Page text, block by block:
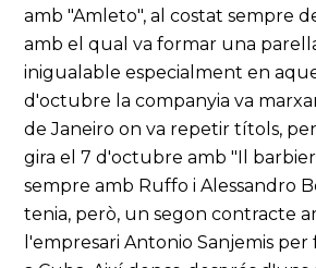
amb "Amleto", al costat sempre
amb el qual va formar una
inigualable especialment en
d'octubre la companyia va
de Janeiro on va repetir títols,
gira el 7 d'octubre amb "Il
sempre amb Ruffo i Alessandro
tenia, però, un segon contracte
l'empresari Antonio Sanjemis per